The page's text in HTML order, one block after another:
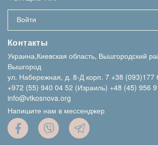
Войти
Контакты
Украина,Киевская область, Вышгородский
Вышгород
ул. Набережная, д. 8-Д корп. 7 +38 (093)177
+972 (55) 940 04 52 (Израиль) +48 (45) 956
info@vtkosnova.org
Напишите нам в мессенджер